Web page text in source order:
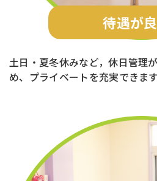
待遇が
土日・夏冬休みなど，休日管理
め、プライベートを充実できます